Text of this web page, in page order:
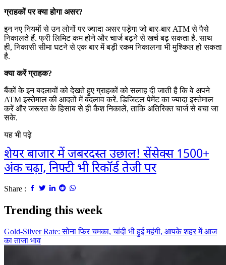
ग्राहकों पर क्या होगा असर?
इन नए नियमों से उन लोगों पर ज्यादा असर पड़ेगा जो बार-बार ATM से पैसे
निकालते हैं. फ्री लिमिट कम होने और चार्ज बढ़ने से खर्च बढ़ सकता है. साथ
ही, निकासी सीमा घटने से एक बार में बड़ी रकम निकालना भी मुश्किल हो सकता
है.
क्या करें ग्राहक?
बैंकों के इन बदलावों को देखते हुए ग्राहकों को सलाह दी जाती है कि वे अपने
ATM इस्तेमाल की आदतों में बदलाव करें. डिजिटल पेमेंट का ज्यादा इस्तेमाल
करें और जरूरत के हिसाब से ही कैश निकालें, ताकि अतिरिक्त चार्ज से बचा जा
सके.
यह भी पढ़े
शेयर बाजार में जबरदस्त उछाल! सेंसेक्स 1500+
अंक चढ़ा, निफ्टी भी रिकॉर्ड तेजी पर
Share :
Trending this week
Gold-Silver Rate: सोना फिर चमका, चांदी भी हुई महंगी, आपके शहर में आज
का ताजा भाव